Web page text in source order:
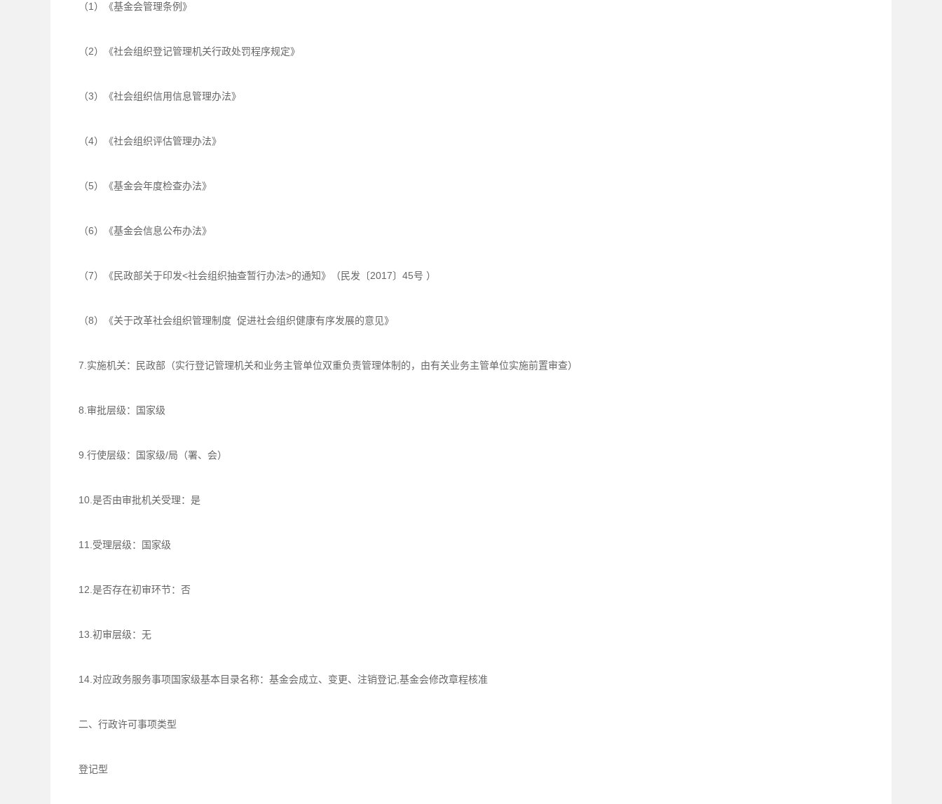
（1）《基金会管理条例》
（2）《社会组织登记管理机关行政处罚程序规定》
（3）《社会组织信用信息管理办法》
（4）《社会组织评估管理办法》
（5）《基金会年度检查办法》
（6）《基金会信息公布办法》
（7）《民政部关于印发<社会组织抽查暂行办法>的通知》（民发〔2017〕45号 ）
（8）《关于改革社会组织管理制度 促进社会组织健康有序发展的意见》
7.实施机关：民政部（实行登记管理机关和业务主管单位双重负责管理体制的，由有关业务主管单位实施前置审查）
8.审批层级：国家级
9.行使层级：国家级/局（署、会）
10.是否由审批机关受理：是
11.受理层级：国家级
12.是否存在初审环节：否
13.初审层级：无
14.对应政务服务事项国家级基本目录名称：基金会成立、变更、注销登记,基金会修改章程核准
二、行政许可事项类型
登记型